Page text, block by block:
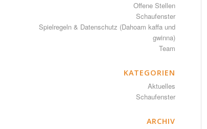
Offene Stellen
Schaufenster
Spielregeln & Datenschutz (Dahoam kaffa und
gwinna)
Team
KATEGORIEN
Aktuelles
Schaufenster
ARCHIV